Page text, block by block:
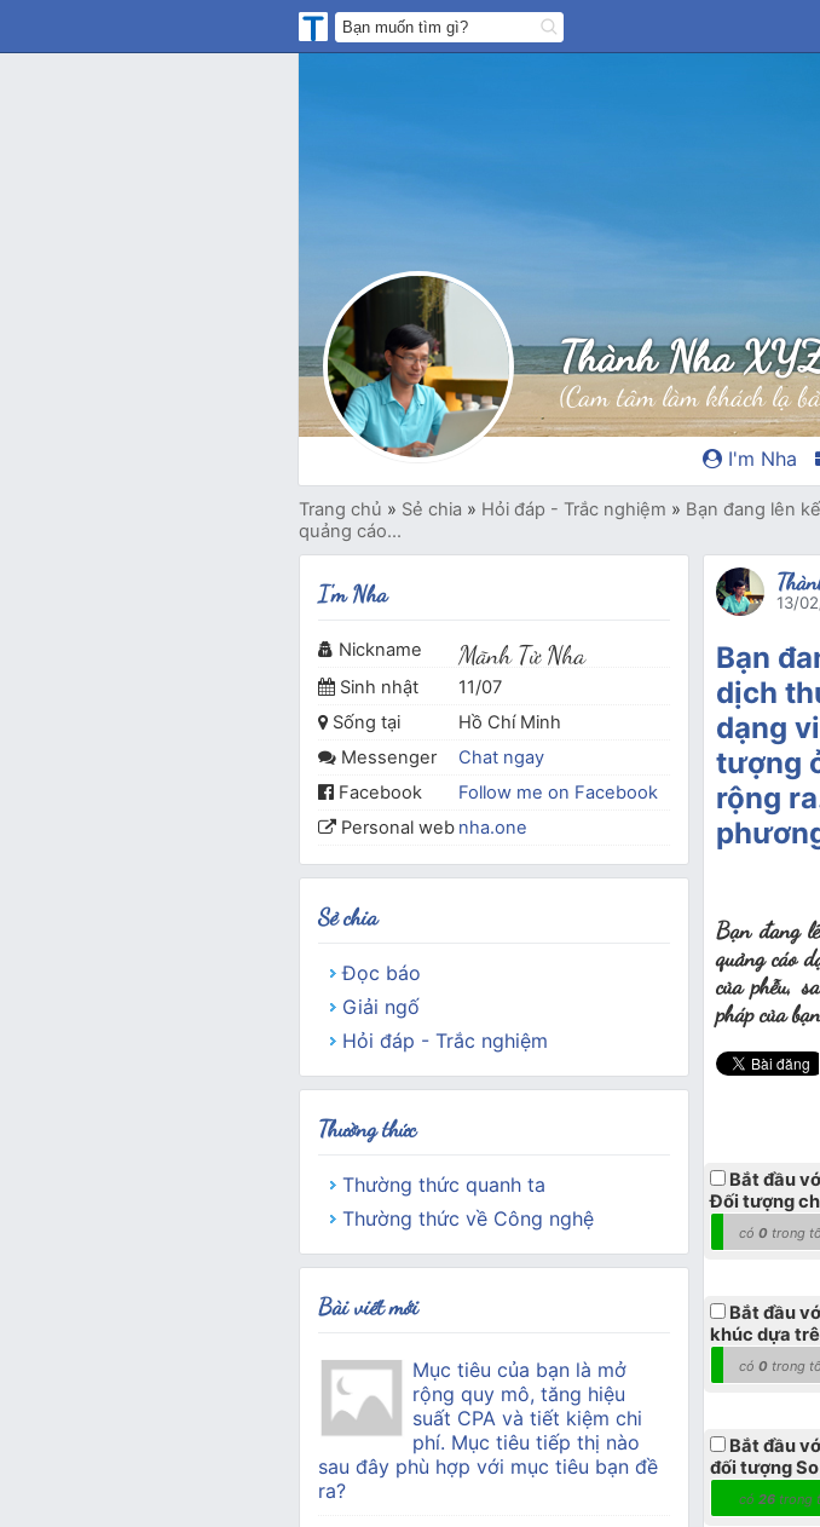
Thành Nha
(Cam tâm làm khách lạ
I'm Nha
Trang chủ » Sẻ chia » Hỏi đáp - Trắc nghiệm » Bạn đang lên
quảng cáo...
13/
Bạn
dịch
dạng
tượng
rộng
Bạn đang
quảng cáo
của phễu,
pháp của
Bắt đầu
Đối tượng
có0 trong
Bắt đầu
khúc dựa
có0 trong
Bắt đầu
đối tượng
có26 trong
I'm Nha
Nickname Mãnh Tử Nha
Sinh nhật
11/07
Sống tại
Hồ Chí Minh
Messenger
Chat ngay
Facebook
Follow me on Facebook
Personal web nha.one
Sẻ chia
Đọc báo
Giải ngố
Hỏi đáp - Trắc nghiệm
Thường thức
Thường thức quanh ta
Thường thức về Công nghệ
Bài viết mới
Mục tiêu của bạn là mở
rộng quy mô, tăng hiệu
suất CPA và tiết kiệm chi
phí. Mục tiêu tiếp thị nào
sau đây phù hợp với mục tiêu bạn đề
ra?